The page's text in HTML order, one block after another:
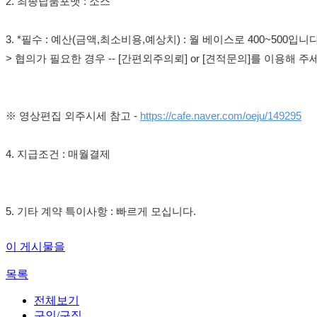
3. *필수 : 예산(금액,최소비용,예상치) : 월 베이스로 400~500입니
> 협의가 필요한 경우 -- [간편외주의뢰] or [견적문의]를 이용해 주
※ 영상편집 외주시세 참고 - https://cafe.naver.com/oeju/149295
4. 지급조건 : 매월결제
5. 기타 계약 특이사항 : 빠르게 모십니다.
이 게시물을
목록
전체보기